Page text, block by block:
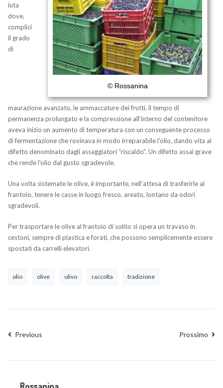
© Rossanina
iuta
dove,
complici
il grado
di
maurazione avanzato, le ammaccature dei frutti, il tempo di
permanenza prolungato e la compressione all’interno del contenitore
aveva inizio un aumento di temperatura con un conseguente processo
di fermentazione che rovinava in modo irreparabile l’olio, dando vita al
difetto denominato dagli assaggiatori “riscaldo”. Un difetto assai grave
che rende l’olio dal gusto sgradevole.
Una volta sistemate le olive, è importante, nell’attesa di trasferirle al
frantoio, tenere le casse in luogo fresco, areato, lontano da odori
sgradevoli.
Per trasportare le olive al frantoio di solito si opera un travaso in
cestoni, sempre di plastica e forati, che possono semplicemente essere
spostati da carrelli elevatori.
olio olive olivo raccolta tradizione
Previous Prossimo